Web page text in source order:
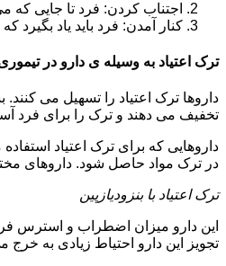
اجتناب کردن: فرد تا جایی که
کنار آمدن: فرد باید یاد بگیرد
ترک اعتیاد به وسیله ی دارو در
داروها ترک اعتیاد را تسهیل می
تخفیف می دهند و ترک را برای فرد
داروهایی که برای ترک اعتیاد
در ترک مواد حاصل شود. داروهای
ترک اعتیاد با بنزودیازپین
این دارو میزان اضطراب و استرس
تجویز این دارو احتیاط زیادی به خرج